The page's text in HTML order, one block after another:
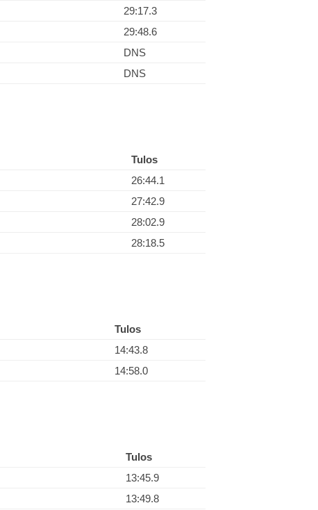
29:17.3
29:48.6
DNS
DNS
Tulos
26:44.1
27:42.9
28:02.9
28:18.5
Tulos
14:43.8
14:58.0
Tulos
13:45.9
13:49.8